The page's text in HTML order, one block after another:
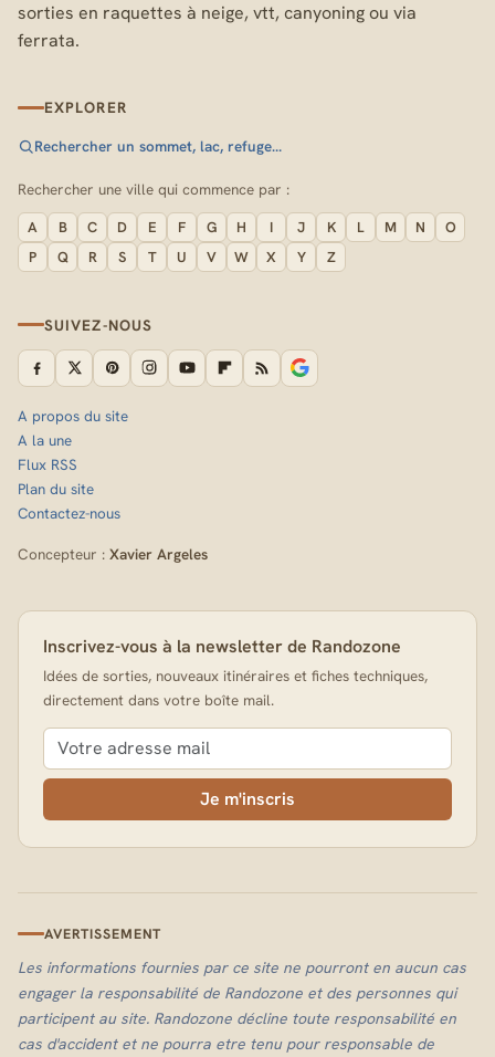
sorties en raquettes à neige, vtt, canyoning ou via
ferrata.
EXPLORER
Rechercher un sommet, lac, refuge…
Rechercher une ville qui commence par :
A B C D E F G H I J K L M N
O
P
Q R S T U V W X Y Z
SUIVEZ-NOUS
A propos du site
A la une
Flux RSS
Plan du site
Contactez-nous
Concepteur : Xavier Argeles
Inscrivez-vous à la newsletter de Randozone
Idées de sorties, nouveaux itinéraires et fiches techniques,
directement dans votre boîte mail.
Je m'inscris
AVERTISSEMENT
Les informations fournies par ce site ne pourront en aucun cas
engager la responsabilité de Randozone et des personnes qui
participent au site. Randozone décline toute responsabilité en
cas d'accident et ne pourra etre tenu pour responsable de